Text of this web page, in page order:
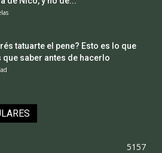
tatuarte el pene? Esto es lo que
que saber antes de hacerlo
5157